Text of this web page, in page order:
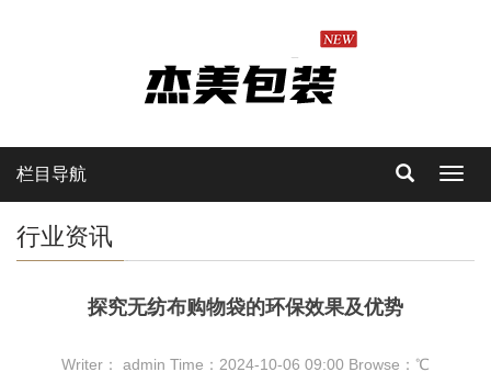
栏目导航
行业资讯
探究无纺布购物袋的环保效果及优势
Writer： admin Time：2024-10-06 09:00 Browse： ℃